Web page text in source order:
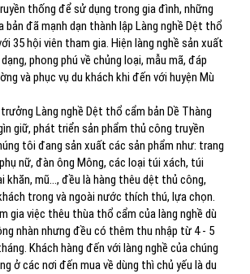
thống để sử dụng trong gia đình, những
bản đã mạnh dạn thành lập Làng nghề Dệt thổ
35 hội viên tham gia. Hiện làng nghề sản xuất
phong phú về chủng loại, mẫu mã, đáp
và phục vụ du khách khi đến với huyện Mù
Làng nghề Dệt thổ cẩm bản Dề Thàng
giữ, phát triển sản phẩm thủ công truyền
tôi đang sản xuất các sản phẩm như: trang
nữ, đàn ông Mông, các loại túi xách, túi
khăn, mũ..., đều là hàng thêu dệt thủ công,
trong và ngoài nước thích thú, lựa chọn.
gia việc thêu thùa thổ cẩm của làng nghề dù
nhàn nhưng đều có thêm thu nhập từ 4 - 5
Khách hàng đến với làng nghề của chúng
ở các nơi đến mua về dùng thì chủ yếu là du